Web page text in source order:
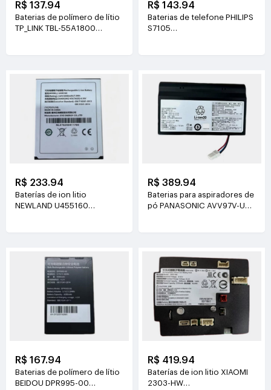
R$ 137.94
Baterias de polímero de lítio
TP_LINK TBL-55A1800
R$ 143.94
Baterias de telefone PHILIPS
S7105
R$ 233.94
Baterías de ion litio
NEWLAND U455160
R$ 389.94
Baterias para aspiradores de
pó PANASONIC AVV97V-U3
R$ 167.94
Baterias de polímero de lítio
BEIDOU DPR995-00
R$ 419.94
Baterías de ion litio XIAOMI
2303-HW